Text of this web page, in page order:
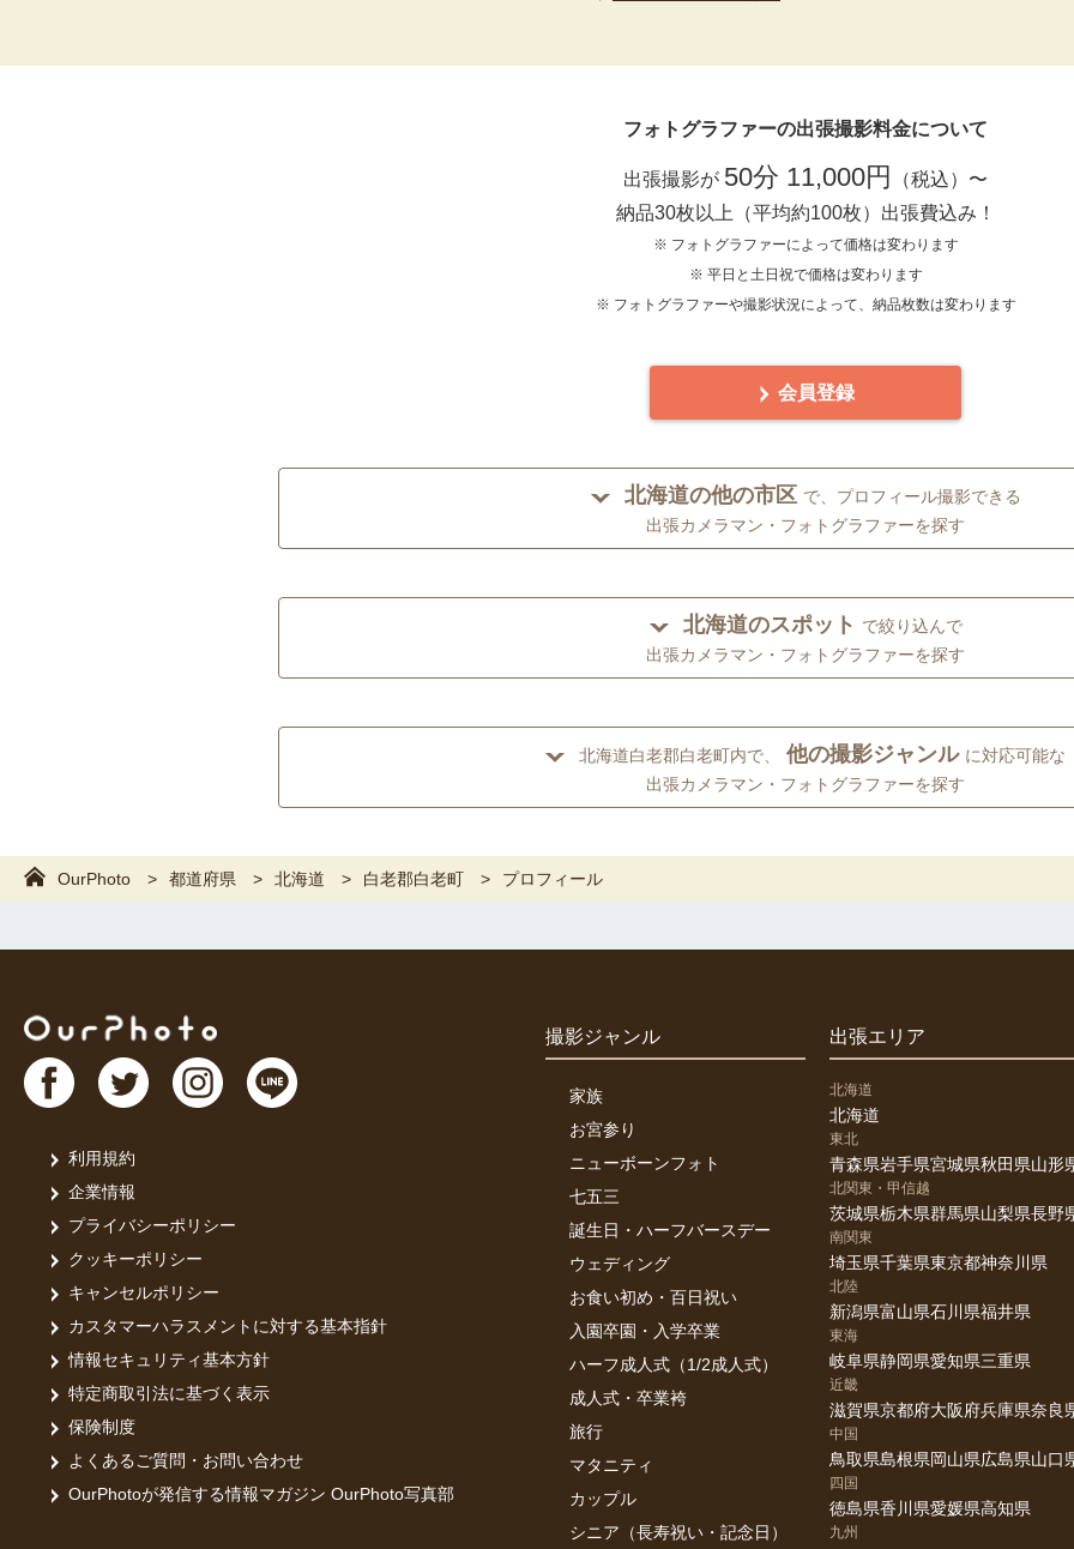
フォトグラファーの出張撮影料金について
出張撮影が 50分 11,000円
（税込）〜
納品30枚以上（平均約100枚）出張費込み！
※ フォトグラファーによって価格は変わります
※ 平日と土日祝で価格は変わります
※ フォトグラファーや撮影状況によって、納品枚数は変わります
会員登録
北海道の他の市区 で、プロフィール撮影できる
出張カメラマン・フォトグラファーを探す
北海道のスポット で絞り込んで
出張カメラマン・フォトグラファーを探す
北海道白老郡白老町内で、 他の撮影ジャンル に対応可能な
出張カメラマン・フォトグラファーを探す
OurPhoto 都道府県 北海道 白老郡白老町 プロフィール
利用規約
企業情報
プライバシーポリシー
クッキーポリシー
キャンセルポリシー
カスタマーハラスメントに対する基本指針
情報セキュリティ基本方針
特定商取引法に基づく表示
保険制度
よくあるご質問・お問い合わせ
OurPhotoが発信する情報マガジン OurPhoto写真部
撮影ジャンル
家族
お宮参り
ニューボーンフォト
七五三
誕生日・ハーフバースデー
ウェディング
お食い初め・百日祝い
入園卒園・入学卒業
ハーフ成人式（1/2成人式）
成人式・卒業袴
旅行
マタニティ
カップル
シニア（長寿祝い・記念日）
出張エリア
北海道
北海道
東北
青森県岩手県宮城県秋田県山形
北関東・甲信越
茨城県栃木県群馬県山梨県長野
南関東
埼玉県千葉県東京都神奈川県
北陸
新潟県富山県石川県福井県
東海
岐阜県静岡県愛知県三重県
近畿
滋賀県京都府大阪府兵庫県奈良
中国
鳥取県島根県岡山県広島県山口
四国
徳島県香川県愛媛県高知県
九州